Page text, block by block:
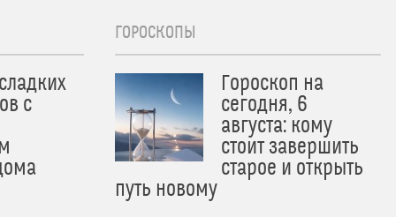
с
ГОРОСКОПЫ
Гороскоп на
сегодня, 6
августа: кому
стоит завершить
старое и открыть
путь новому